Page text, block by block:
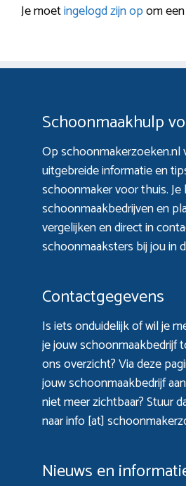
Je moetingelogd zijn opom
Schoonmaakhulp
Op schoonmakerzoeken.nl
uitgebreide informatie en
schoonmaker voor thuis.
schoonmaakbedrijven en
vergelijken en direct in
schoonmaaksters bij jou in
Contactgegevens
Is iets onduidelijk of wil je
je jouw schoonmaakbedrijf
ons overzicht? Viadeze
jouw schoonmaakbedrijf
niet meer zichtbaar? Stuur
naar info [at]
Nieuws en